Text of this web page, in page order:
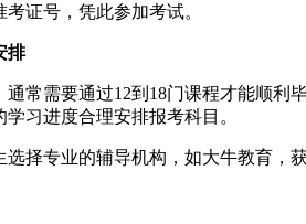
证号，凭此参加考试。
排
常需要通过12到18门课程才能顺
习进度合理安排报考科目。
择专业的辅导机构，如大牛教育